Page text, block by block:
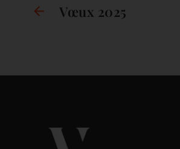
Vœux 2025